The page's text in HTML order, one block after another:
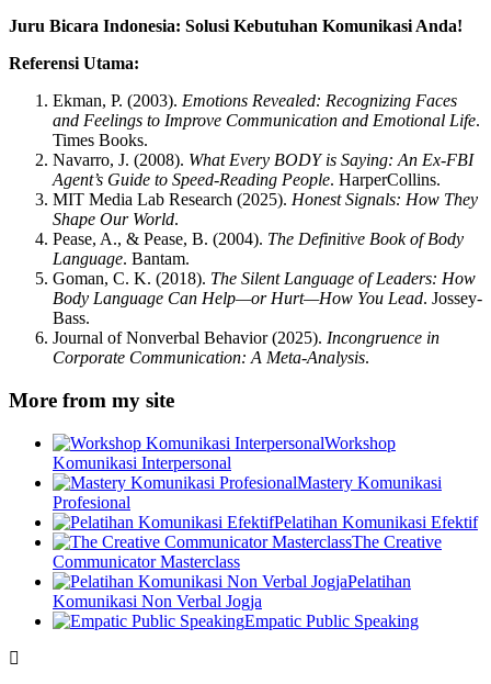
Juru Bicara Indonesia: Solusi Kebutuhan Komunikasi Anda!
Referensi Utama:
Ekman, P. (2003). Emotions Revealed: Recognizing Faces
and Feelings to Improve Communication and Emotional Life.
Times Books.
Navarro, J. (2008). What Every BODY is Saying: An Ex-FBI
Agent’s Guide to Speed-Reading People. HarperCollins.
MIT Media Lab Research (2025). Honest Signals: How They
Shape Our World.
Pease, A., & Pease, B. (2004). The Definitive Book of Body
Language. Bantam.
Goman, C. K. (2018). The Silent Language of Leaders: How
Body Language Can Help—or Hurt—How You Lead. Jossey-
Bass.
Journal of Nonverbal Behavior (2025). Incongruence in
Corporate Communication: A Meta-Analysis.
More from my site
Workshop
Komunikasi Interpersonal
Mastery Komunikasi
Profesional
Pelatihan Komunikasi Efektif
The Creative
Communicator Masterclass
Pelatihan
Komunikasi Non Verbal Jogja
Empatic Public Speaking